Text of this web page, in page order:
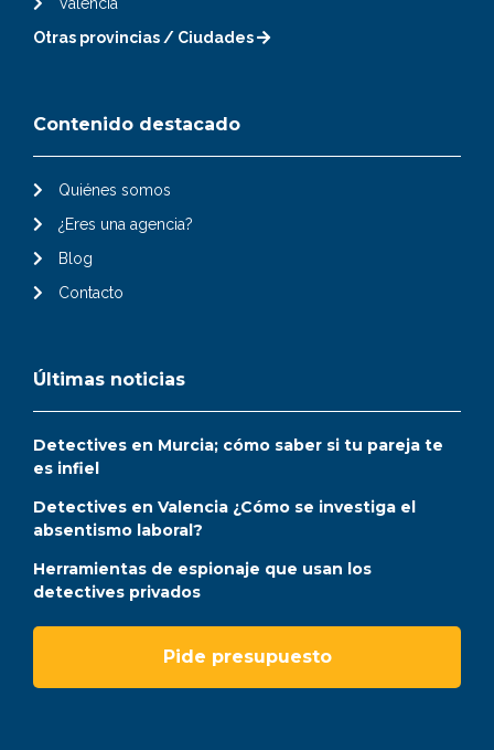
Otras provincias / Ciudades
Contenido destacado
Quiénes somos
¿Eres una agencia?
Blog
Contacto
Últimas noticias
Detectives en Murcia; cómo saber si tu pareja te
es infiel
Detectives en Valencia ¿Cómo se investiga el
absentismo laboral?
Herramientas de espionaje que usan los
detectives privados
Pide presupuesto